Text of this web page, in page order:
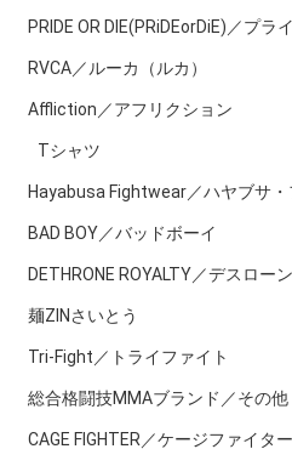
PRIDE OR DIE(PRiDEorDiE)／プラ
RVCA／ルーカ（ルカ）
Affliction／アフリクション
Tシャツ
Hayabusa Fightwear／ハヤブサ
BAD BOY／バッドボーイ
DETHRONE ROYALTY／デスロー
麺ZINさいとう
Tri-Fight／トライファイト
総合格闘技MMAブランド／その他
CAGE FIGHTER／ケージファイター